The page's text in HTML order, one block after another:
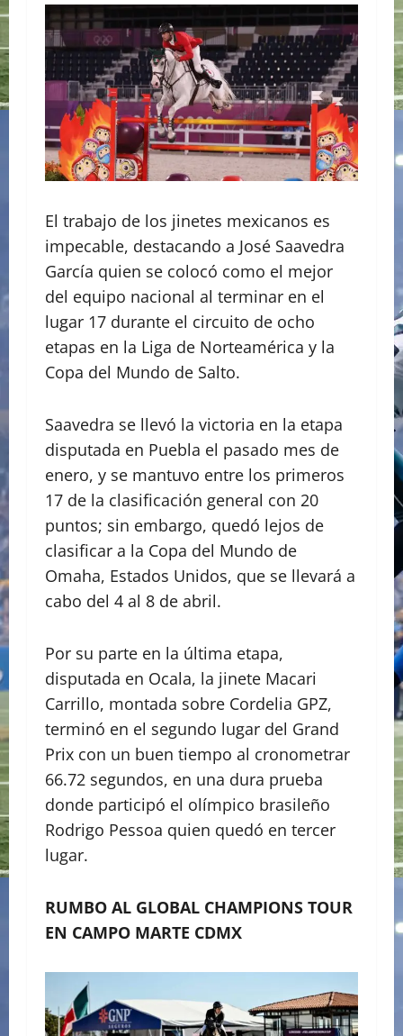
El trabajo de los jinetes mexicanos es
impecable, destacando a José Saavedra
García quien se colocó como el mejor
del equipo nacional al terminar en el
lugar 17 durante el circuito de ocho
etapas en la Liga de Norteamérica y la
Copa del Mundo de Salto.
Saavedra se llevó la victoria en la etapa
disputada en Puebla el pasado mes de
enero, y se mantuvo entre los primeros
17 de la clasificación general con 20
puntos; sin embargo, quedó lejos de
clasificar a la Copa del Mundo de
Omaha, Estados Unidos, que se llevará a
cabo del 4 al 8 de abril.
Por su parte en la última etapa,
disputada en Ocala, la jinete Macari
Carrillo, montada sobre Cordelia GPZ,
terminó en el segundo lugar del Grand
Prix con un buen tiempo al cronometrar
66.72 segundos, en una dura prueba
donde participó el olímpico brasileño
Rodrigo Pessoa quien quedó en tercer
lugar.
RUMBO AL GLOBAL CHAMPIONS TOUR
EN CAMPO MARTE CDMX